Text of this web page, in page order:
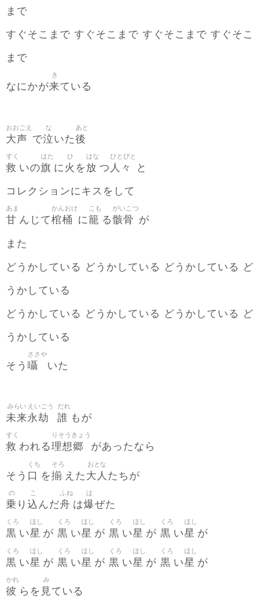
まで
すぐそこまで すぐそこまで すぐそこまで すぐそこ
まで
なにかが来
き
ている
大声
おおごえ
で泣
な
いた後
あと
救
すく
いの旗
はた
に火
ひ
を放
はな
つ 人々
ひとびと
と
コレクションにキスをして
甘
あま
んじて棺桶
かんおけ
に籠
こも
る骸骨
がいこつ
が
また
どうかしている どうかしている どうかしている ど
うかしている
どうかしている どうかしている どうかしている ど
うかしている
そう 囁
ささや
いた
未来
みらい
永劫
えいごう
誰
だれ
もが
救
すく
われる理想郷
りそうきょう
があったなら
そう 口
くち
を揃
そろ
えた 大人
おとな
たちが
乗
の
り 込
こ
んだ舟
ふね
は爆
は
ぜた
黒
くろ
い星
ほし
が 黒
くろ
い星
ほし
が 黒
くろ
い星
ほし
が 黒
くろ
い星
ほし
が
黒
くろ
い星
ほし
が 黒
くろ
い星
ほし
が 黒
くろ
い星
ほし
が 黒
くろ
い星
ほし
が
彼
かれ
らを 見
み
ている